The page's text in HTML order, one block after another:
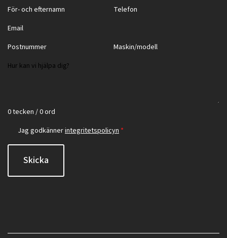
0 tecken / 0 ord
Jag godkännerintegritetspolicyn *
Skicka